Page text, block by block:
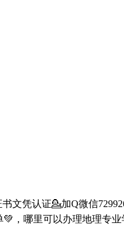
文凭认证💁加Q微信
，哪里可以办理地理专